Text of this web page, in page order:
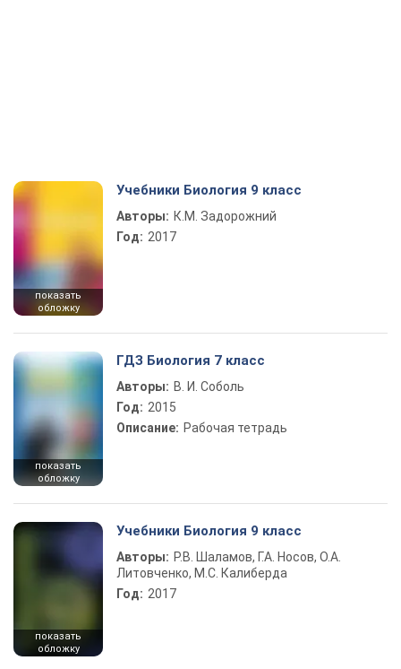
показать
обложку
Учебники Биология 9 класс
Авторы: К.М. Задорожний
Год: 2017
показать
обложку
ГДЗ Биология 7 класс
Авторы: В. И. Соболь
Год: 2015
Описание: Рабочая тетрадь
показать
обложку
Учебники Биология 9 класс
Авторы: Р.В. Шаламов, Г.А. Носов, О.А.
Литовченко, М.С. Калиберда
Год: 2017